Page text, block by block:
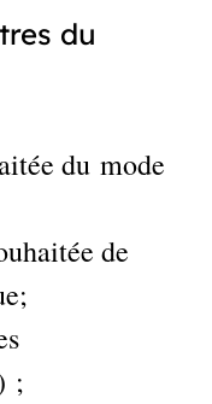
du
du mode
de
;